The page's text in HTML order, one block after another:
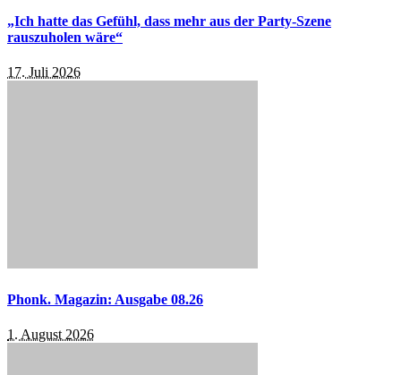
„Ich hatte das Gefühl, dass mehr aus der Party-Szene
rauszuholen wäre“
17. Juli 2026
Phonk. Magazin: Ausgabe 08.26
1. August 2026